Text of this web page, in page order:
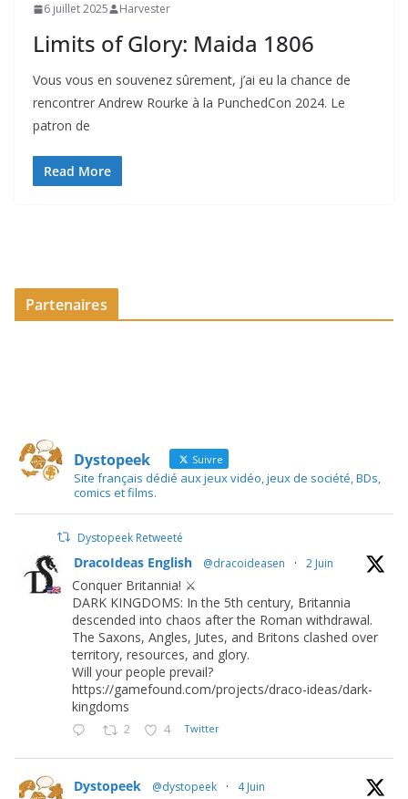
6 juillet 2025 Harvester
Limits of Glory: Maida 1806
Vous vous en souvenez sûrement, j’ai eu la chance de
rencontrer Andrew Rourke à la PunchedCon 2024. Le
patron de
Read More
Partenaires
Dystopeek Suivre
Site français dédié aux jeux vidéo, jeux de société, BDs,
comics et films.
Dystopeek Retweeté
DracoIdeas English @dracoideasen · 2 Juin
Conquer Britannia! ⚔️
DARK KINGDOMS: In the 5th century, Britannia
descended into chaos after the Roman withdrawal.
The Saxons, Angles, Jutes, and Britons clashed over
territory, resources, and glory.
Will your people prevail?
https://gamefound.com/projects/draco-ideas/dark-
kingdoms
2 4 Twitter
Dystopeek @dystopeek · 4 Juin